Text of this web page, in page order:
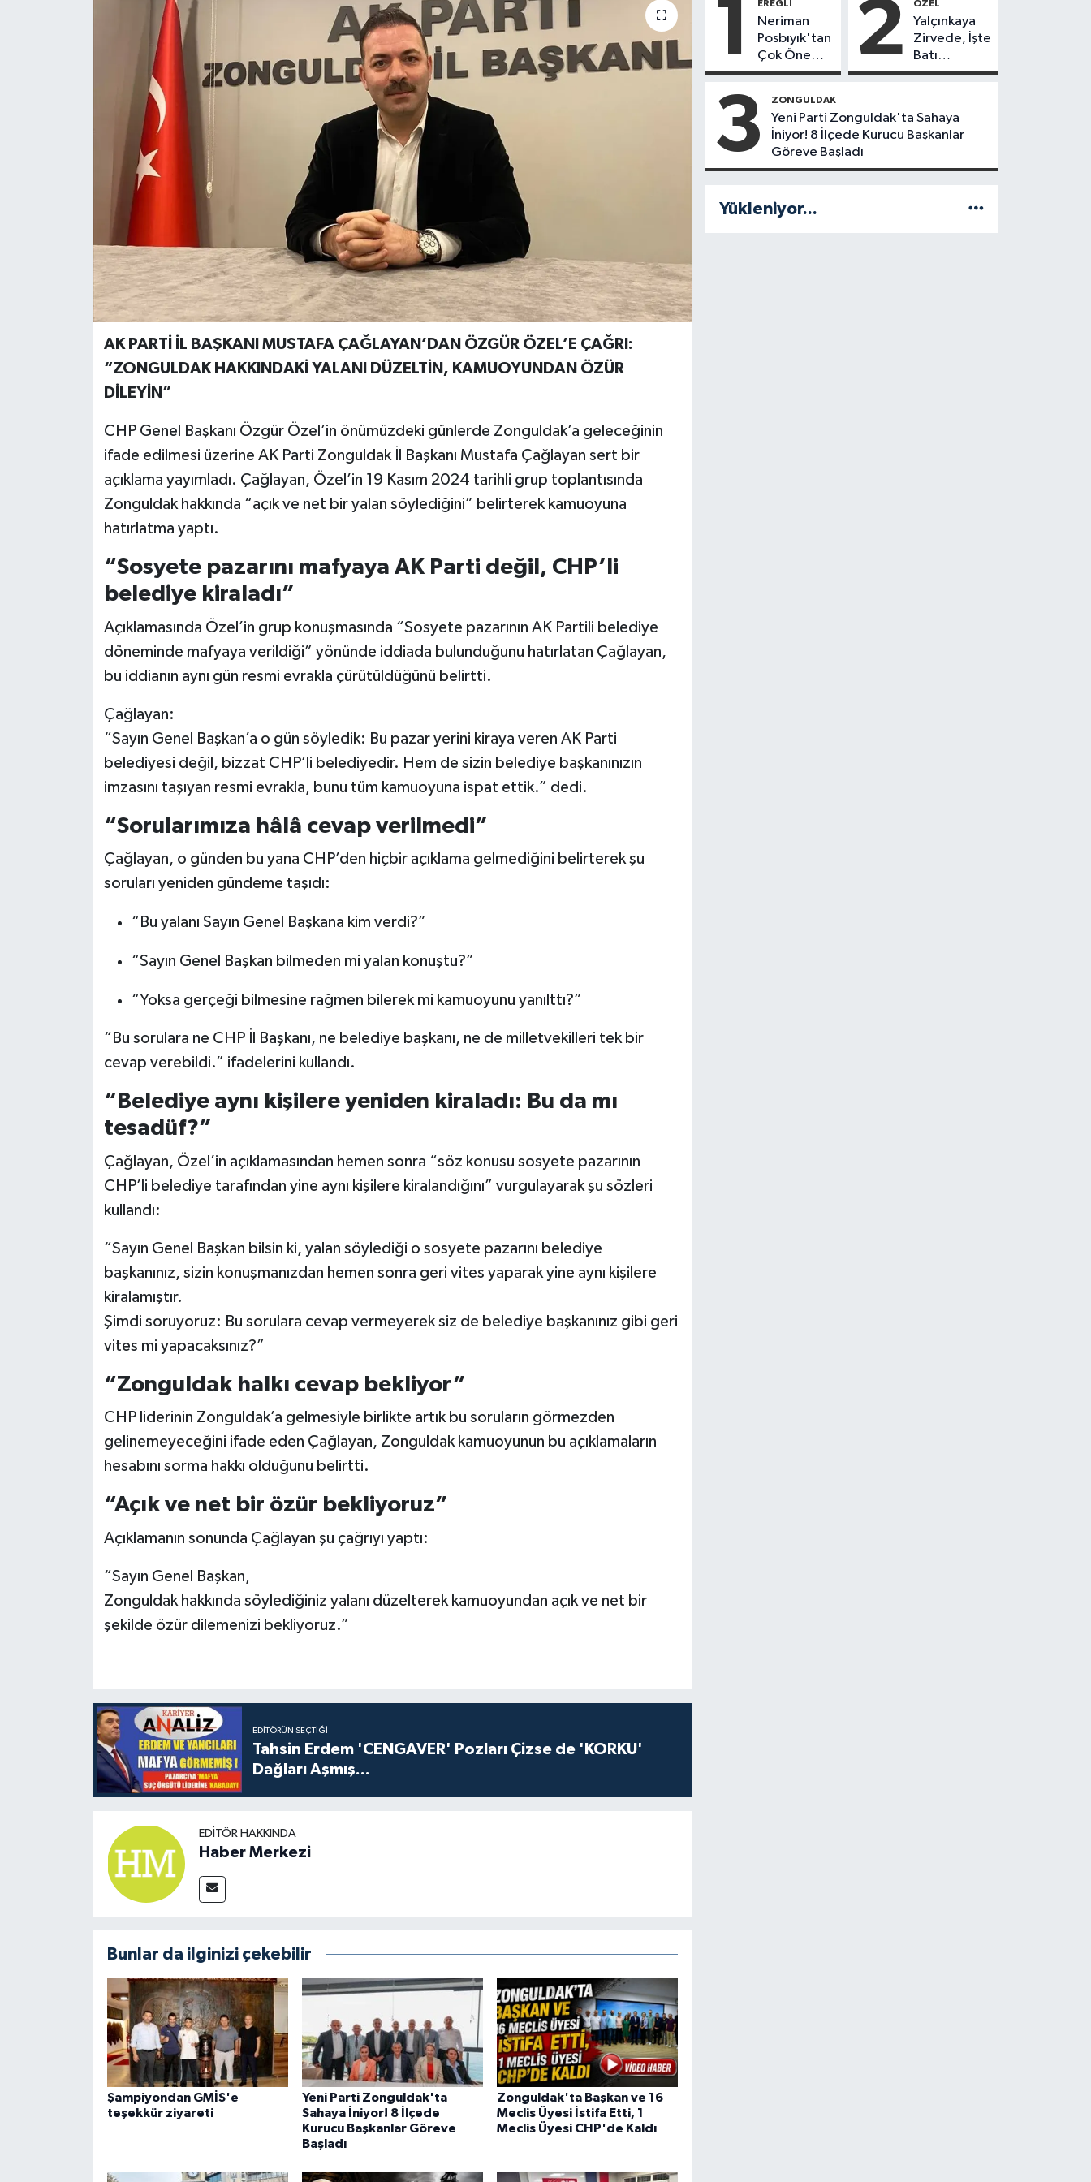
AK PARTİ İL BAŞKANI MUSTAFA ÇAĞLAYAN’DAN ÖZGÜR ÖZEL’E ÇAĞRI:
“ZONGULDAK HAKKINDAKİ YALANI DÜZELTİN, KAMUOYUNDAN ÖZÜR
DİLEYİN”
CHP Genel Başkanı Özgür Özel’in önümüzdeki günlerde Zonguldak’a geleceğinin
ifade edilmesi üzerine AK Parti Zonguldak İl Başkanı Mustafa Çağlayan sert bir
açıklama yayımladı. Çağlayan, Özel’in 19 Kasım 2024 tarihli grup toplantısında
Zonguldak hakkında “açık ve net bir yalan söylediğini” belirterek kamuoyuna
hatırlatma yaptı.
“Sosyete pazarını mafyaya AK Parti değil, CHP’li
belediye kiraladı”
Açıklamasında Özel’in grup konuşmasında “Sosyete pazarının AK Partili belediye
döneminde mafyaya verildiği” yönünde iddiada bulunduğunu hatırlatan Çağlayan,
bu iddianın aynı gün resmi evrakla çürütüldüğünü belirtti.
Çağlayan:
“Sayın Genel Başkan’a o gün söyledik: Bu pazar yerini kiraya veren AK Parti
belediyesi değil, bizzat CHP’li belediyedir. Hem de sizin belediye başkanınızın
imzasını taşıyan resmi evrakla, bunu tüm kamuoyuna ispat ettik.” dedi.
“Sorularımıza hâlâ cevap verilmedi”
Çağlayan, o günden bu yana CHP’den hiçbir açıklama gelmediğini belirterek şu
soruları yeniden gündeme taşıdı:
“Bu yalanı Sayın Genel Başkana kim verdi?”
“Sayın Genel Başkan bilmeden mi yalan konuştu?”
“Yoksa gerçeği bilmesine rağmen bilerek mi kamuoyunu yanılttı?”
“Bu sorulara ne CHP İl Başkanı, ne belediye başkanı, ne de milletvekilleri tek bir
cevap verebildi.” ifadelerini kullandı.
“Belediye aynı kişilere yeniden kiraladı: Bu da mı
tesadüf?”
Çağlayan, Özel’in açıklamasından hemen sonra “söz konusu sosyete pazarının
CHP’li belediye tarafından yine aynı kişilere kiralandığını” vurgulayarak şu sözleri
kullandı:
“Sayın Genel Başkan bilsin ki, yalan söylediği o sosyete pazarını belediye
başkanınız, sizin konuşmanızdan hemen sonra geri vites yaparak yine aynı kişilere
kiralamıştır.
Şimdi soruyoruz: Bu sorulara cevap vermeyerek siz de belediye başkanınız gibi geri
vites mi yapacaksınız?”
“Zonguldak halkı cevap bekliyor”
CHP liderinin Zonguldak’a gelmesiyle birlikte artık bu soruların görmezden
gelinemeyeceğini ifade eden Çağlayan, Zonguldak kamuoyunun bu açıklamaların
hesabını sorma hakkı olduğunu belirtti.
“Açık ve net bir özür bekliyoruz”
Açıklamanın sonunda Çağlayan şu çağrıyı yaptı:
“Sayın Genel Başkan,
Zonguldak hakkında söylediğiniz yalanı düzelterek kamuoyundan açık ve net bir
şekilde özür dilemenizi bekliyoruz.”
EDITÖRÜN SEÇTIĞI
Tahsin Erdem 'CENGAVER' Pozları Çizse de 'KORKU'
Dağları Aşmış...
EDITÖR HAKKINDA
Haber Merkezi
Bunlar da ilginizi çekebilir
Şampiyondan GMİS'e
teşekkür ziyareti
Yeni Parti Zonguldak'ta
Sahaya İniyor! 8 İlçede
Kurucu Başkanlar Göreve
Başladı
Zonguldak'ta Başkan ve 16
Meclis Üyesi İstifa Etti, 1
Meclis Üyesi CHP'de Kaldı
1 EREĞLI
Neriman
Posbıyık'tan
Çok Önemli
Karar! CHP
mi?
2 ÖZEL
Yalçınkaya
Zirvede, İşte
Batı
Karadeniz'in
Başkanı
Anket
3 ZONGULDAK
Yeni Parti Zonguldak'ta Sahaya
İniyor! 8 İlçede Kurucu Başkanlar
Göreve Başladı
Yükleniyor...